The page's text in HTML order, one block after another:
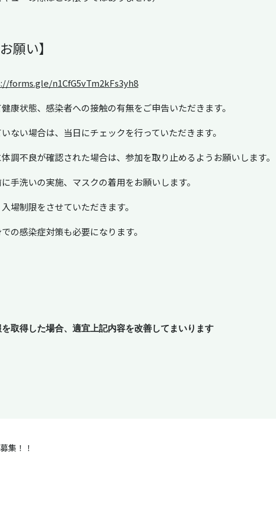
願い】
forms.gle/n1CfG5vTm2kFs3yh8
康状態、感染者への接触の有無をご申告いただきます。
ない場合は、当日にチェックを行っていただきます。
調不良が確認された場合は、参加を取り止めるようお願いします。
手洗いの実施、マスクの着用をお願いします。
場制限をさせていただきます。
の感染症対策も必要になります。
取得した場合、適宜上記内容を改善してまいります
集！！